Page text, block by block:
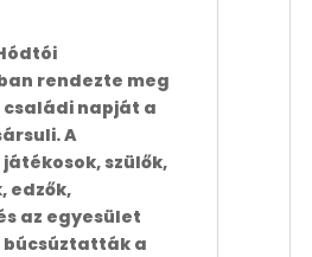
rendezte meg
napját a
A
szülők,
edzők,
az egyesület
a